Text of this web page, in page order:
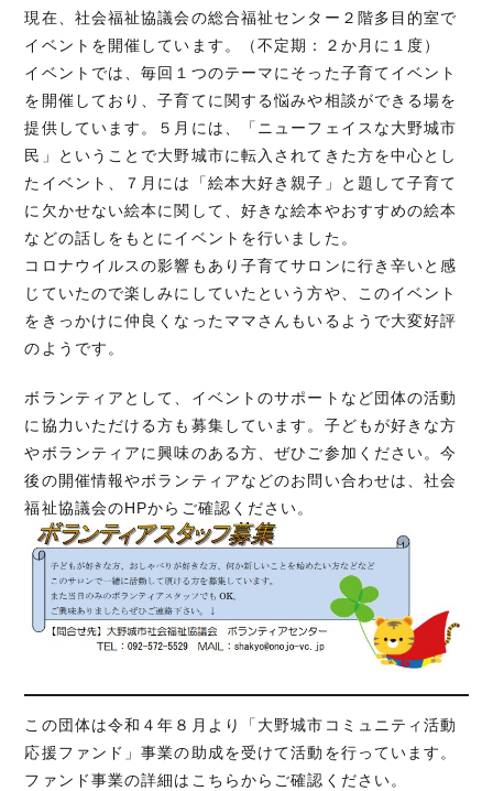
現在、社会福祉協議会の総合福祉センター２階多目的室で
イベントを開催しています。（不定期：２か月に１度）
イベントでは、毎回１つのテーマにそった子育てイベント
を開催しており、子育てに関する悩みや相談ができる場を
提供しています。５月には、「ニューフェイスな大野城市
民」ということで大野城市に転入されてきた方を中心とし
たイベント、７月には「絵本大好き親子」と題して子育て
に欠かせない絵本に関して、好きな絵本やおすすめの絵本
などの話しをもとにイベントを行いました。
コロナウイルスの影響もあり子育てサロンに行き辛いと感
じていたので楽しみにしていたという方や、このイベント
をきっかけに仲良くなったママさんもいるようで大変好評
のようです。
ボランティアとして、イベントのサポートなど団体の活動
に協力いただける方も募集しています。子どもが好きな方
やボランティアに興味のある方、ぜひご参加ください。今
後の開催情報やボランティアなどのお問い合わせは、社会
福祉協議会のHPからご確認ください。
この団体は令和４年８月より「大野城市コミュニティ活動
応援ファンド」事業の助成を受けて活動を行っています。
ファンド事業の詳細は こちらからご確認ください。